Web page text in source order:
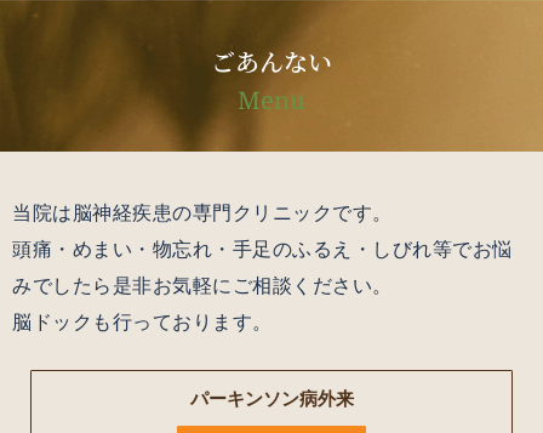
ごあんない
Menu
当院は脳神経疾患の専門クリニックです。
頭痛・めまい・物忘れ・手足のふるえ・しびれ等でお悩
みでしたら是非お気軽にご相談ください。
脳ドックも行っております。
パーキンソン病外来